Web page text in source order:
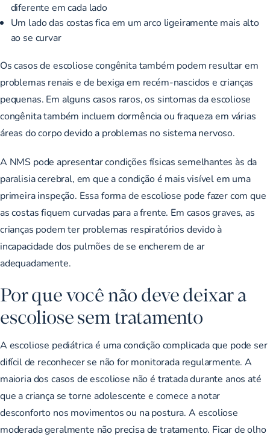
diferente em cada lado
Um lado das costas fica em um arco ligeiramente mais alto
ao se curvar
Os casos de escoliose congênita também podem resultar em
problemas renais e de bexiga em recém-nascidos e crianças
pequenas. Em alguns casos raros,os sintomas da escoliose
congênitatambém incluem dormência ou fraqueza em várias
áreas do corpo devido a problemas no sistema nervoso.
A NMS pode apresentar condições físicas semelhantes às da
paralisia cerebral, em que a condição é mais visível em uma
primeira inspeção. Essa forma de escoliose pode fazer com que
as costas fiquem curvadas para a frente. Em casos graves, as
crianças podem ter problemas respiratórios devido à
incapacidade dos pulmões de se encherem de ar
adequadamente.
Por que você não deve deixar a
escoliose sem tratamento
A escoliose pediátrica é uma condição complicada que pode ser
difícil de reconhecer se não for monitorada regularmente. A
maioria dos casos de escoliose não é tratada durante anos até
que a criança se torne adolescente e comece a notar
desconforto nos movimentos ou na postura. A escoliose
moderada geralmente não precisa de tratamento. Ficar de olho